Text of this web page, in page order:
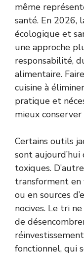
même
santé. En 2026,
écologique et
une approche
responsabilité,
alimentaire.
cuisine à
pratique et
mieux
Certains outils
sont
toxiques.
transforment en
ou en sources
nocives. Le tri
de
fonctionnel, qui